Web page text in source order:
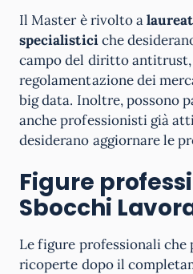
Il Master è rivolto a
specialisticiche
campo del diritto
regolamentazione dei
big data. Inoltre, possono
anche professionisti già
desiderano aggiornare le
Figure
Sbocchi
Le figure professionali che
ricoperte dopo il